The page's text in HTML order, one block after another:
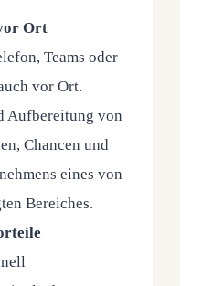
Ort
Teams oder
vor Ort.
Auf­be­rei­tung von
Chan­cen und
eines von
Berei­ches.